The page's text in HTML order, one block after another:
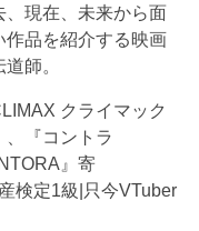
、現在、未来から面
作品を紹介する映画
師。
クライマック
、『コントラ
』寄
検定1級|只今VTuber